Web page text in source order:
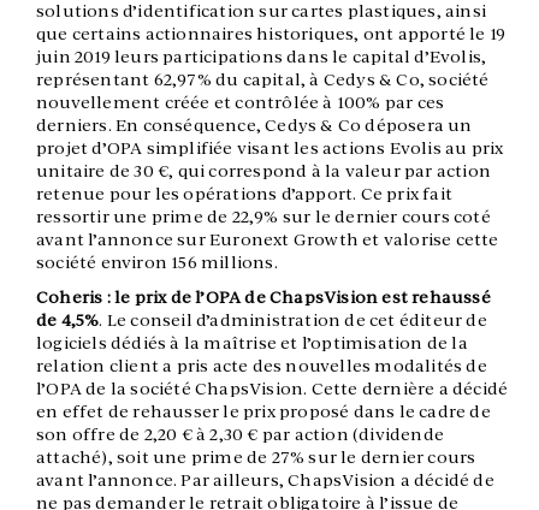
solutions d’identification sur cartes plastiques, ainsi
que certains actionnaires historiques, ont apporté le 19
juin 2019 leurs participations dans le capital d’Evolis,
représentant 62,97% du capital, à Cedys & Co, société
nouvellement créée et contrôlée à 100% par ces
derniers. En conséquence, Cedys & Co déposera un
projet d’OPA simplifiée visant les actions Evolis au prix
unitaire de 30 €, qui correspond à la valeur par action
retenue pour les opérations d’apport. Ce prix fait
ressortir une prime de 22,9% sur le dernier cours coté
avant l’annonce sur Euronext Growth et valorise cette
société environ 156 millions.
Coheris : le prix de l’OPA de ChapsVision est rehaussé
de 4,5%. Le conseil d’administration de cet éditeur de
logiciels dédiés à la maîtrise et l’optimisation de la
relation client a pris acte des nouvelles modalités de
l’OPA de la société ChapsVision. Cette dernière a décidé
en effet de rehausser le prix proposé dans le cadre de
son offre de 2,20 € à 2,30 € par action (dividende
attaché), soit une prime de 27% sur le dernier cours
avant l’annonce. Par ailleurs, ChapsVision a décidé de
ne pas demander le retrait obligatoire à l’issue de